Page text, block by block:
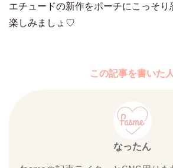
エチュードの新作をポーチにこっそり
楽しみましょ♡
この記事を書いた人
なったん